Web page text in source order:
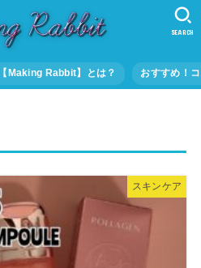
Making Rabbit】とは？ おすすめ！
SEARCH
スキンケア